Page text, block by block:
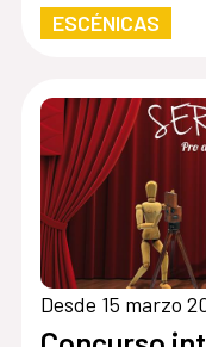
ESCÉNICAS
Desde 15 marzo